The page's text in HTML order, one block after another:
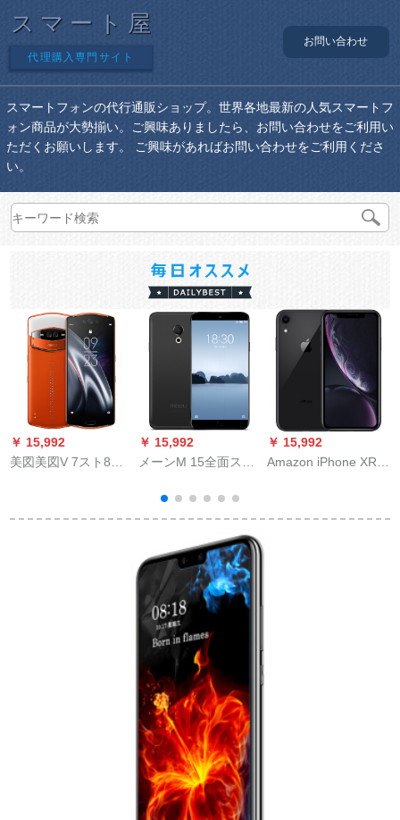
スマート屋
代理購入専門サイト
お問い合わせ
スマートフォンの代行通販ショップ。世界各地最新の人気スマートフ
ォン商品が大勢揃い。ご興味ありましたら、お問い合わせをご利用い
ただくお願いします。 ご興味があればお問い合わせをご利用くださ
い。
￥ 15,992
美図美図V 7スト8
￥ 15,992
メーンM 15全面スタ
G曜岩黒ダブズ4 Gと
同时に信座の座を受
けた15青春版
￥ 15,992
Amazon iPhone XR